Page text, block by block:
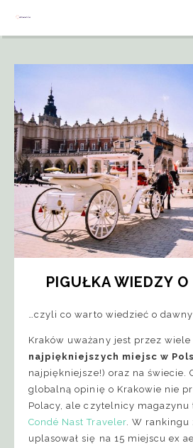
PIGUŁKA WIEDZY O
…czyli co warto wiedzieć o
Kraków uważany jest przez wiele
najpiękniejszych miejsc w
najpiękniejsze!) oraz na świecie.
globalną opinię o Krakowie nie
Polacy, ale czytelnicy
Condé Nast Traveler. W rankingu
uplasował się na 15 miejscu ex